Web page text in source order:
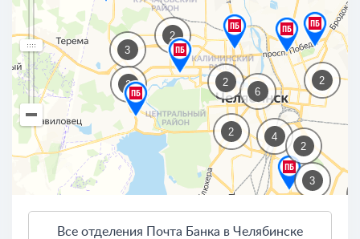
3
2
2
2
2
6
4
3
2
2
Все отделения Почта Банка в Челябинске